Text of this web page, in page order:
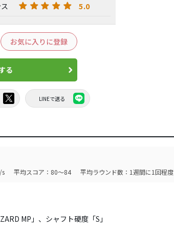
5.0
お気に入りに登録
る
LINEで送る
s 平均スコア：80～84
平均ラウンド数：1週間に1回程度
MP」、シャフト硬度「S」